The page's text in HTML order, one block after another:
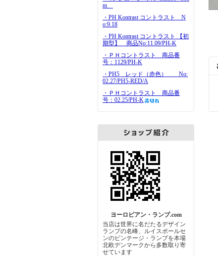
m
・PH Kontrast コントラスト N
o:9.18
・PH Kontrast コントラスト 【初
期型】 商品No:11.09/PH-K
・ＰＨコントラスト 商品番
号：1129/PH-K
・PH5 レッド（赤色） No:
02.27/PH5-RED/A
・ＰＨコントラスト 商品番
号：02.25/PH-K
ヨーロピアン・ランプ.com
当店は世界に名だたるデザイン
ランプの名峰、ルイスポールセ
ンのビンテージ・ランプを本場
北欧デンマークから多数取り寄
せています